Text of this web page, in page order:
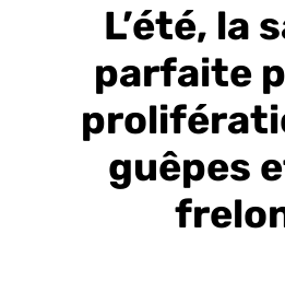
L’été, la
parfaite
guêpes